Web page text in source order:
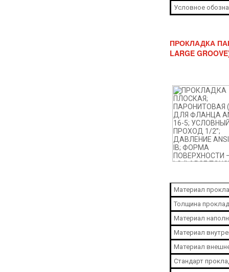
Условное
ПРОКЛАДКА
LARGE
Материал
Толщина
Материал
Материал
Материал
Стандарт